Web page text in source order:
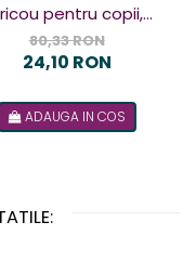
pentru copii,
design Terorista
80,33 RON
24,10 RON
ADAUGA IN COS